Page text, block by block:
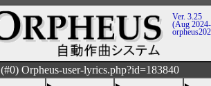
Ver. 3.25
(Aug
(#0) Orpheus-user-lyrics.php?id=183840